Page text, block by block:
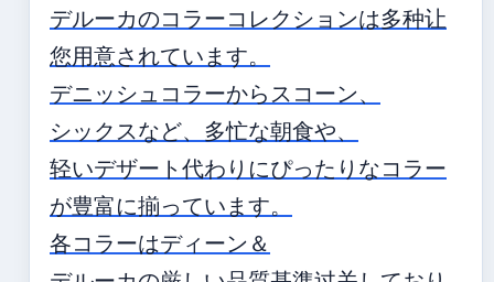
デルーカのコラーコレクションは多种让
您用意されています。
デニッシュコラーからスコーン、
シックスなど、多忙な朝食や、
轻いデザート代わりにぴったりなコラー
が豊富に揃っています。
各コラーはディーン＆